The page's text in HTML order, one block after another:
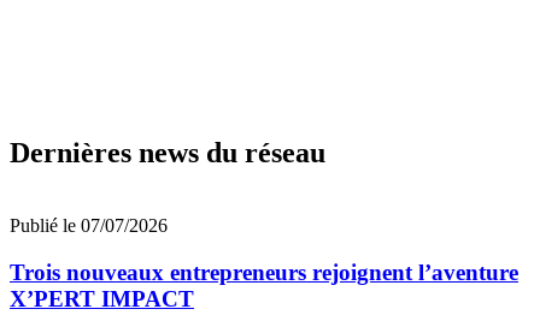
Dernières news du réseau
Publié le 07/07/2026
Trois nouveaux entrepreneurs rejoignent l’aventure
X’PERT IMPACT